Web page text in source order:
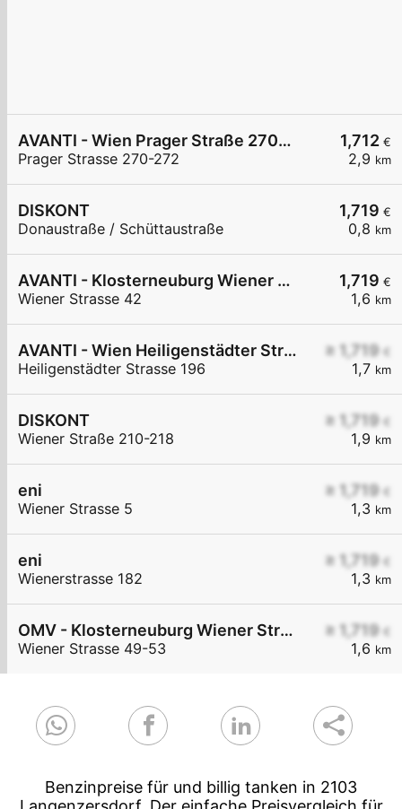
1,712 €
2,9 km
AVANTI - Wien Prager Straße 270-272
Prager Strasse 270-272
1,719 €
0,8 km
DISKONT
Donaustraße / Schüttaustraße
1,719 €
1,6 km
AVANTI - Klosterneuburg Wiener Straße 42
Wiener Strasse 42
≥ 1,719 €
1,7 km
AVANTI - Wien Heiligenstädter Straße 196
Heiligenstädter Strasse 196
≥ 1,719 €
1,9 km
DISKONT
Wiener Straße 210-218
≥ 1,719 €
1,3 km
eni
Wiener Strasse 5
≥ 1,719 €
1,3 km
eni
Wienerstrasse 182
≥ 1,719 €
1,6 km
OMV - Klosterneuburg Wiener Straße 49-53
Wiener Strasse 49-53
Benzinpreise für und billig tanken in 2103